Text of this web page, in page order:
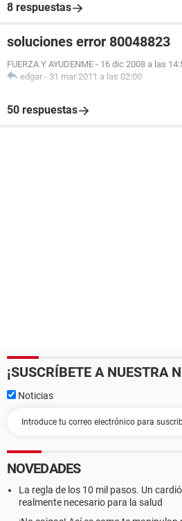
8 respuestas
soluciones error 80048823
FUERZA Y AYUDENME - 16 dic 2008 a las
edgar - 31 mar 2011 a las 02:00
50 respuestas
¡SUSCRÍBETE A NUESTRA
Noticias
NOVEDADES
La regla de los 10 mil pasos. Un
realmente necesario para la salud